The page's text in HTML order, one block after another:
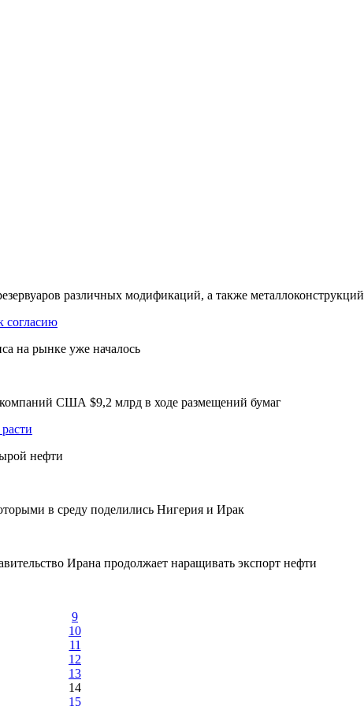
различных модификаций, а также металлоконструкций
согласию
на рынке уже началось
США $9,2 млрд в ходе размещений бумаг
нефти
в среду поделились Нигерия и Ирак
Ирана продолжает наращивать экспорт нефти
9
10
11
12
13
14
15